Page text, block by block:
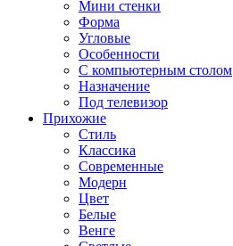
Мини стенки
Форма
Угловые
Особенности
С компьютерным столом
Назначение
Под телевизор
Прихожие
Стиль
Классика
Современные
Модерн
Цвет
Белые
Венге